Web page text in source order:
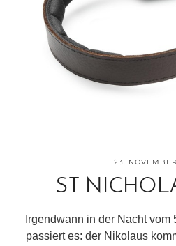
23.
ST
Irgendwann in der Nacht vom
passiert es: der Nikolaus